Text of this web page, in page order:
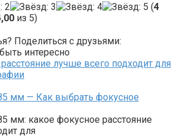
(4
из 5)
Поделиться с друзьями:
интересно
мм — Как выбрать фокусное
мм: какое фокусное расстояние
для